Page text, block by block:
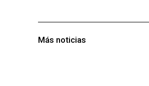
Más noticias